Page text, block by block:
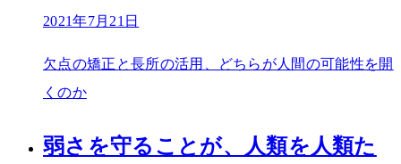
2021年7月21日
欠点の矯正と長所の活用、どちらが人間の可能性を開
くのか
弱さを守ることが、人類を人類た